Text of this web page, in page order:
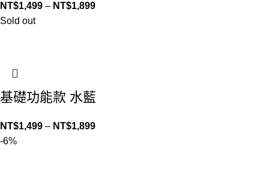
NT$1,499 – NT$1,899
Sold out
基礎功能款 水藍
NT$1,499 – NT$1,899
-6%